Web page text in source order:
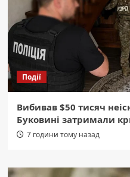
Події
Вибивав $50 тисяч
Буковині затримали
7 години тому назад